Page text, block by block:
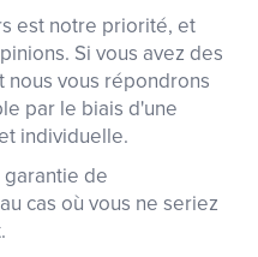
est notre priorité, et
Si vous avez des
nous vous répondrons
par le biais d'une
individuelle.
de
cas où vous ne seriez